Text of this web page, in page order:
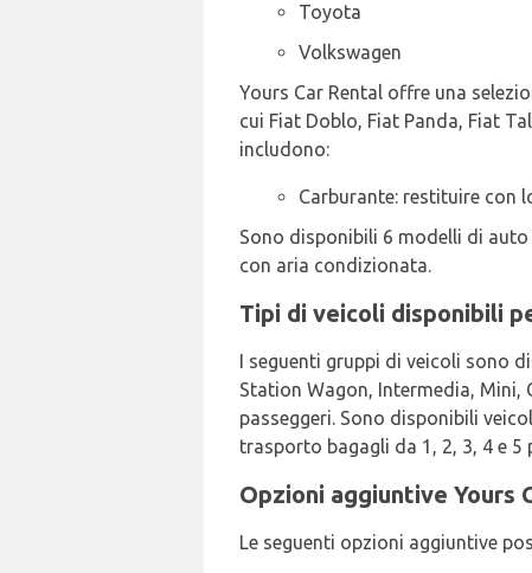
Toyota
Volkswagen
Yours Car Rental offre una
cui Fiat Doblo, Fiat Panda, Fiat
includono:
Carburante: restituire con
Sono disponibili 6 modelli di
con aria condizionata.
Tipi di veicoli disponibili
I seguenti gruppi di veicoli sono
Station Wagon, Intermedia, Mini,
passeggeri. Sono disponibili
trasporto bagagli da 1, 2, 3, 4 e 5
Opzioni aggiuntive Yours
Le seguenti opzioni aggiuntive